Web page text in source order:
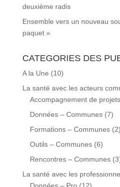
deuxième radis
Ensemble vers un nouveau
paquet »
CATEGORIES DES
A la Une (10)
La santé avec les acteurs
Accompagnement de
Données – Communes(7)
Formations – Communes(2)
Outils – Communes(6)
Rencontres – Communes
La santé avec les